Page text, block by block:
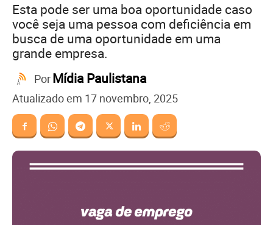
Esta pode ser uma boa oportunidade caso
você seja uma pessoa com deficiência em
busca de uma oportunidade em uma
grande empresa.
PorMídia Paulistana
Atualizado em 17 novembro, 2025